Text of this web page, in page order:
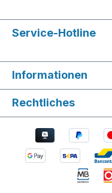
Service-Hotline
Informationen
Rechtliches